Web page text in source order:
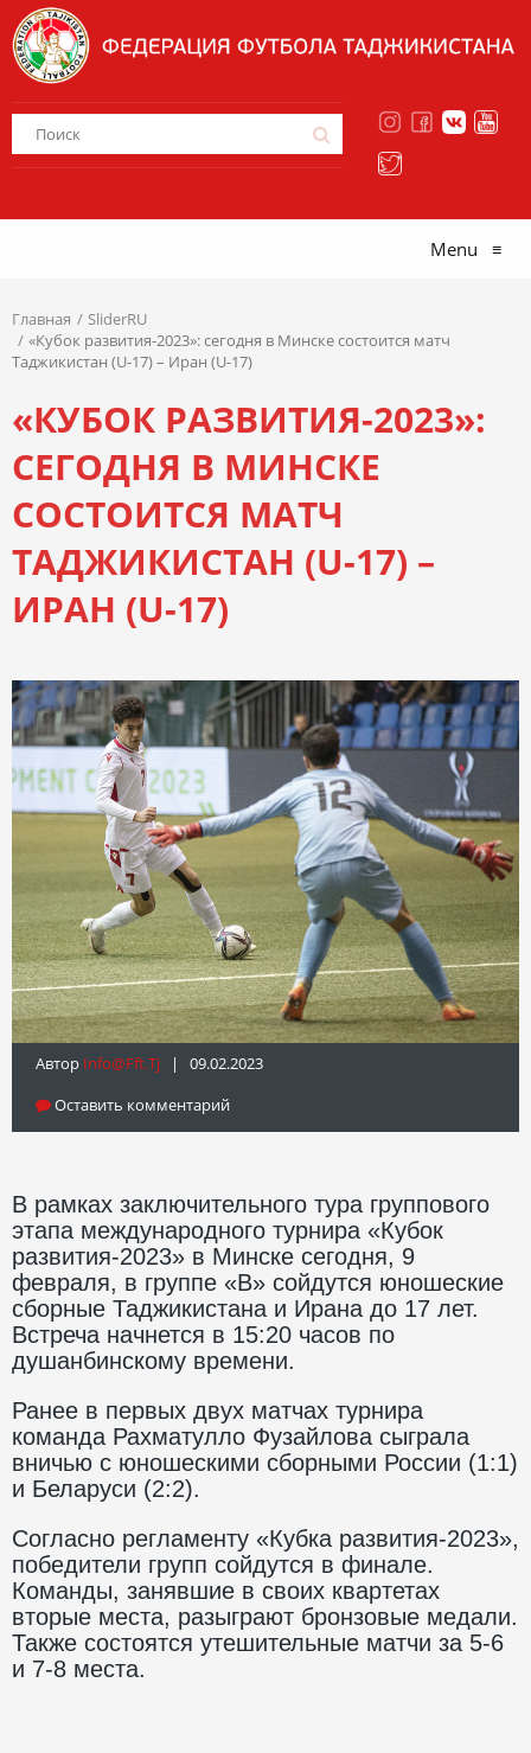
Menu ≡
Главная
SliderRU
«Кубок развития-2023»: сегодня в Минске состоится матч
Таджикистан (U-17) – Иран (U-17)
«КУБОК РАЗВИТИЯ-2023»:
СЕГОДНЯ В МИНСКЕ
СОСТОИТСЯ МАТЧ
ТАДЖИКИСТАН (U-17) –
ИРАН (U-17)
Автор Info@fft.tj | 09.02.2023
Оставить комментарий
В рамках заключительного тура группового
этапа международного турнира «Кубок
развития-2023» в Минске сегодня, 9
февраля, в группе «В» сойдутся юношеские
сборные Таджикистана и Ирана до 17 лет.
Встреча начнется в 15:20 часов по
душанбинскому времени.
Ранее в первых двух матчах турнира
команда Рахматулло Фузайлова сыграла
вничью с юношескими сборными России (1:1)
и Беларуси (2:2).
Согласно регламенту «Кубка развития-2023»,
победители групп сойдутся в финале.
Команды, занявшие в своих квартетах
вторые места, разыграют бронзовые медали.
Также состоятся утешительные матчи за 5-6
и 7-8 места.